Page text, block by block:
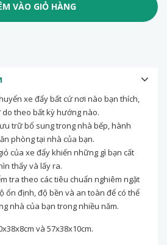
VÀO GIỎ HÀNG
xe đẩy bất cứ nơi nào bạn thích,
theo bất kỳ hướng nào.
trữ bổ sung trong nhà bếp, hành
phòng tại nhà của bạn.
của xe đẩy khiến những gì bạn cất
thấy và lấy ra.
tra theo các tiêu chuẩn nghiêm ngặt
ổn định, độ bền và an toàn để có thể
nhà của bạn trong nhiều năm.
và 57x38x10cm.